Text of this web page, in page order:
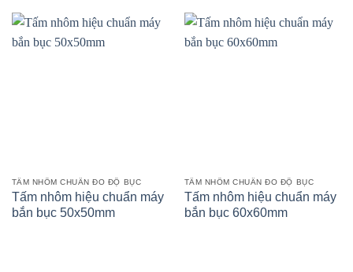
TẤM NHÔM CHUẨN ĐO ĐỘ BỤC
Tấm nhôm hiệu chuẩn máy
bắn bục 50x50mm
TẤM NHÔM CHUẨN ĐO ĐỘ BỤC
Tấm nhôm hiệu chuẩn máy
bắn bục 60x60mm